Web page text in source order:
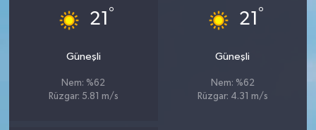
21 °
Güneşli
Nem: %62
Rüzgar: 5.81 m/s
21 °
Güneşli
Nem: %62
Rüzgar: 4.31 m/s